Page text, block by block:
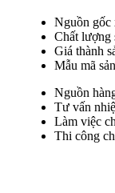
Nguồn gốc
Chất lượng
Giá thành
Mẫu mã
Nguồn
Tư vấn
Làm việc
Thi công